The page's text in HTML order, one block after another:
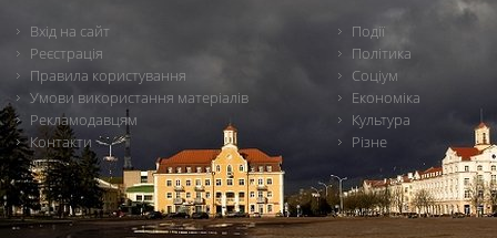
Вхід на сайт
Реєстрація
Правила користування
Умови використання матеріалів
Рекламодавцям
Контакти
Події
Політика
Соціум
Економіка
Культура
Різне